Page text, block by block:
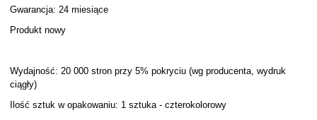
Gwarancja: 24 miesiące
Produkt nowy
Wydajność: 20 000 stron przy 5% pokryciu (wg producenta, wydruk
ciągły)
Ilość sztuk w opakowaniu: 1 sztuka - czterokolorowy